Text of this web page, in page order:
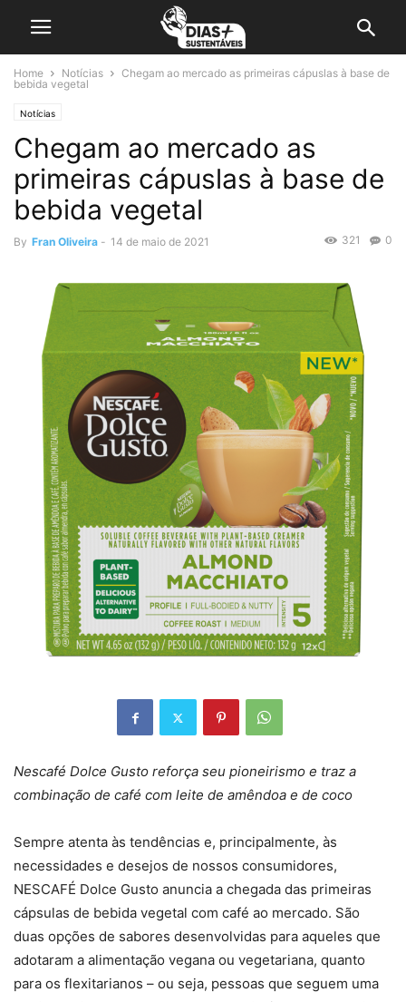
Home Notícias
Chegam ao mercado as primeiras cápuslas à base de
bebida vegetal
Notícias
Chegam ao mercado as
primeiras cápuslas à base de
bebida vegetal
By Fran Oliveira - 14 de maio de 2021 0
321
Nescafé Dolce Gusto reforça seu pioneirismo e traz a
combinação de café com leite de amêndoa e de coco
Sempre atenta às tendências e, principalmente, às
necessidades e desejos de nossos consumidores,
NESCAFÉ Dolce Gusto anuncia a chegada das primeiras
cápsulas de bebida vegetal com café ao mercado. São
duas opções de sabores desenvolvidas para aqueles que
adotaram a alimentação vegana ou vegetariana, quanto
para os flexitarianos – ou seja, pessoas que seguem uma